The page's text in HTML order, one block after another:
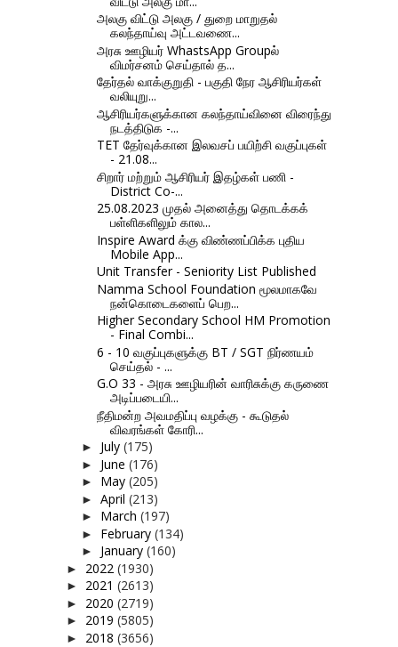
அலகு விட்டு அலகு / துறை மாறுதல்
கலந்தாய்வு அட்டவணை...
அரசு ஊழியர் WhastsApp Groupல்
விமர்சனம் செய்தால் த...
தேர்தல் வாக்குறுதி - பகுதி நேர ஆசிரியர்கள்
வலியுறு...
ஆசிரியர்களுக்கான கலந்தாய்வினை விரைந்து
நடத்திடுக -...
TET தேர்வுக்கான இலவசப் பயிற்சி வகுப்புகள்
- 21.08...
சிறார் மற்றும் ஆசிரியர் இதழ்கள் பணி -
District Co-...
25.08.2023 முதல் அனைத்து தொடக்கக்
பள்ளிகளிலும் கால...
Inspire Award க்கு விண்ணப்பிக்க புதிய
Mobile App...
Unit Transfer - Seniority List Published
Namma School Foundation மூலமாகவே
நன்கொடைகளைப் பெற...
Higher Secondary School HM Promotion
- Final Combi...
6 - 10 வகுப்புகளுக்கு BT / SGT நிர்ணயம்
செய்தல் - ...
G.O 33 - அரசு ஊழியரின் வாரிசுக்கு கருணை
அடிப்படையி...
நீதிமன்ற அவமதிப்பு வழக்கு - கூடுதல்
விவரங்கள் கோரி...
► July (175)
► June (176)
► May (205)
► April (213)
► March (197)
► February (134)
► January (160)
► 2022 (1930)
► 2021 (2613)
► 2020 (2719)
► 2019 (5805)
► 2018 (3656)